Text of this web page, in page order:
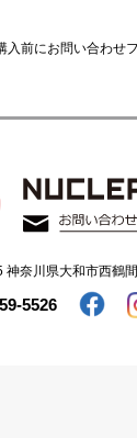
入前にお問い合わせ
神奈川県大和市西鶴
5526